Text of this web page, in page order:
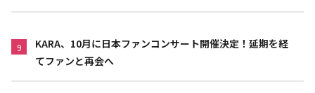
9
KARA、10月に日本ファンコンサート開催決定！延期を経
てファンと再会へ